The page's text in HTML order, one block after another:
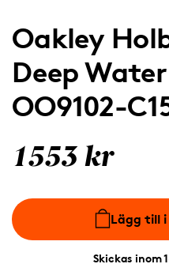
Oakley
Deep
OO9102-
1553 kr
Lägg till
Skickas inom